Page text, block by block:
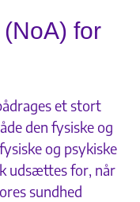
for
et stort
den fysiske og
og psykiske
udsættes for, når
sundhed